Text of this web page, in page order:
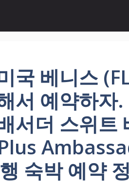
국 베니스
서 예약하자
서더 스위트
숙박 예약